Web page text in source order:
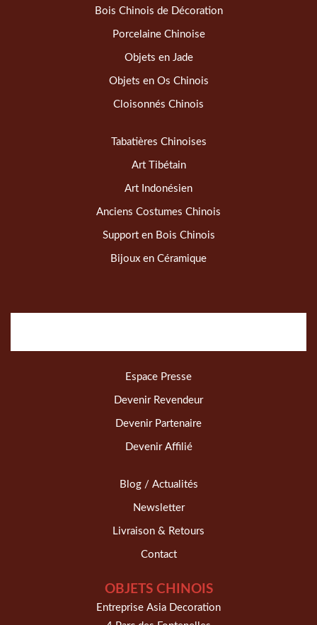
Bois Chinois de Décoration
Porcelaine Chinoise
Objets en Jade
Objets en Os Chinois
Cloisonnés Chinois
Tabatières Chinoises
Art Tibétain
Art Indonésien
Anciens Costumes Chinois
Support en Bois Chinois
Bijoux en Céramique
Espace Presse
Devenir Revendeur
Devenir Partenaire
Devenir Affilié
Blog / Actualités
Newsletter
Livraison & Retours
Contact
OBJETS CHINOIS
Entreprise Asia Decoration